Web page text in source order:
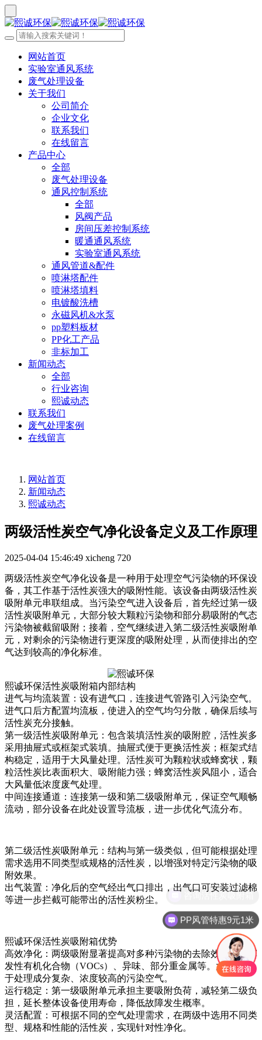
网站首页
实验室通风系统
废气处理设备
关于我们
公司简介
企业文化
联系我们
在线留言
产品中心
全部
废气处理设备
通风控制系统
全部
风阀产品
房间压差控制系统
暖通通风系统
实验室通风系统
通风管道&配件
喷淋塔配件
喷淋塔填料
电镀酸洗槽
永磁风机&水泵
pp塑料板材
PP化工产品
非标加工
新闻动态
全部
行业咨询
熙诚动态
联系我们
废气处理案例
在线留言
网站首页
新闻动态
熙诚动态
两级活性炭空气净化设备定义及工作原理
2025-04-04 15:46:49 xicheng 720
两级活性炭空气净化设备是一种用于处理空气污染物的环保设
备，其工作基于活性炭强大的吸附性能。该设备由两级活性炭
吸附单元串联组成。当污染空气进入设备后，首先经过第一级
活性炭吸附单元，大部分较大颗粒污染物和部分易吸附的气态
污染物被截留吸附；接着，空气继续进入第二级活性炭吸附单
元，对剩余的污染物进行更深度的吸附处理，从而使排出的空
气达到较高的净化标准。
熙诚环保活性炭吸附箱内部结构
进气与均流装置：设有进气口，连接进气管路引入污染空气。
进气口后方配置均流板，使进入的空气均匀分散，确保后续与
活性炭充分接触。
第一级活性炭吸附单元：包含装填活性炭的吸附腔，活性炭多
采用抽屉式或框架式装填。抽屉式便于更换活性炭；框架式结
构稳定，适用于大风量处理。活性炭可为颗粒状或蜂窝状，颗
粒活性炭比表面积大、吸附能力强；蜂窝活性炭风阻小，适合
大风量低浓度废气处理。
中间连接通道：连接第一级和第二级吸附单元，保证空气顺畅
流动，部分设备在此处设置导流板，进一步优化气流分布。
第二级活性炭吸附单元：结构与第一级类似，但可能根据处理
需求选用不同类型或规格的活性炭，以增强对特定污染物的吸
附效果。
出气装置：净化后的空气经出气口排出，出气口可安装过滤棉
等进一步拦截可能带出的活性炭粉尘。
熙诚环保活性炭吸附箱优势
高效净化：两级吸附显著提高对多种污染物的去除效率，如挥
发性有机化合物（VOCs）、异味、部分重金属等。尤其适用
于处理成分复杂、浓度较高的污染空气。
运行稳定：第一级吸附单元承担主要吸附负荷，减轻第二级负
担，延长整体设备使用寿命，降低故障发生概率。
灵活配置：可根据不同的空气处理需求，在两级中选用不同类
型、规格和性能的活性炭，实现针对性净化。
PP风管特惠9元1米
咨询活性炭吸附箱